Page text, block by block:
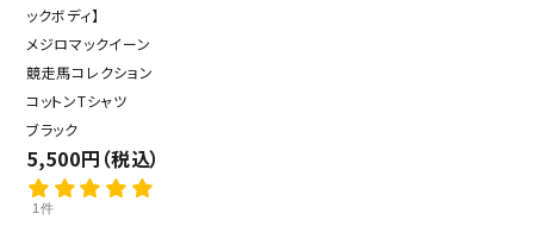
ックボディ】
メジロマックイーン
競走馬コレクション
コットンTシャツ
ブラック
5,500円（税込）
1件